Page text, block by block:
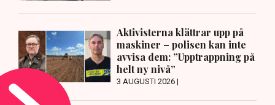
Aktivisterna klättrar upp på
maskiner – polisen kan inte
avvisa dem: ”Upptrappning på
helt ny nivå”
3 AUGUSTI 2026 |